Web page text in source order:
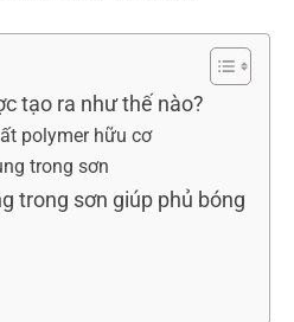
tạo ra như thế nào?
polymer hữu cơ
trong sơn
trong sơn giúp phủ bóng